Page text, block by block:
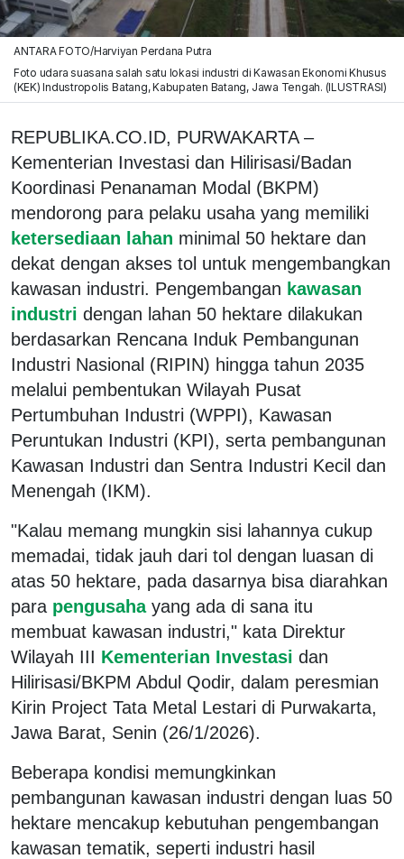
ANTARA FOTO/Harviyan Perdana Putra
Foto udara suasana salah satu lokasi industri di Kawasan Ekonomi Khusus
(KEK) Industropolis Batang, Kabupaten Batang, Jawa Tengah. (ILUSTRASI)
REPUBLIKA.CO.ID, PURWAKARTA –
Kementerian Investasi dan Hilirisasi/Badan
Koordinasi Penanaman Modal (BKPM)
mendorong para pelaku usaha yang memiliki
ketersediaan lahan minimal 50 hektare dan
dekat dengan akses tol untuk mengembangkan
kawasan industri. Pengembangan kawasan
industri dengan lahan 50 hektare dilakukan
berdasarkan Rencana Induk Pembangunan
Industri Nasional (RIPIN) hingga tahun 2035
melalui pembentukan Wilayah Pusat
Pertumbuhan Industri (WPPI), Kawasan
Peruntukan Industri (KPI), serta pembangunan
Kawasan Industri dan Sentra Industri Kecil dan
Menengah (IKM).
"Kalau memang mungkin sisi lahannya cukup
memadai, tidak jauh dari tol dengan luasan di
atas 50 hektare, pada dasarnya bisa diarahkan
para pengusaha yang ada di sana itu
membuat kawasan industri," kata Direktur
Wilayah III Kementerian Investasi dan
Hilirisasi/BKPM Abdul Qodir, dalam peresmian
Kirin Project Tata Metal Lestari di Purwakarta,
Jawa Barat, Senin (26/1/2026).
Beberapa kondisi memungkinkan
pembangunan kawasan industri dengan luas 50
hektare mencakup kebutuhan pengembangan
kawasan tematik, seperti industri hasil